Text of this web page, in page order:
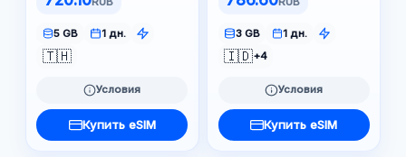
5 GB 1 дн.
🇹🇭
Условия
Купить eSIM
3 GB 1 дн.
🇮🇩+4
Условия
Купить eSIM